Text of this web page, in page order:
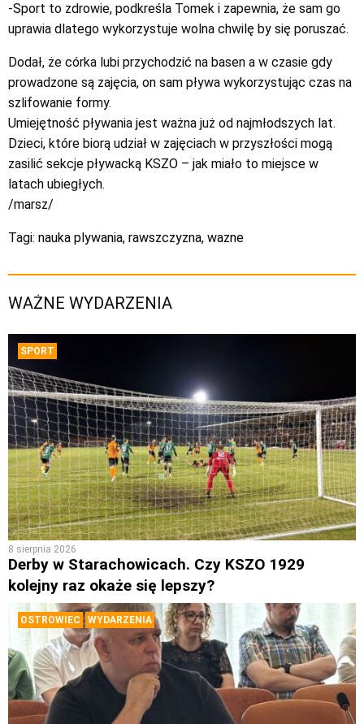
-Sport to zdrowie, podkreśla Tomek i zapewnia, że sam go
uprawia dlatego wykorzystuje wolna chwilę by się poruszać.
Dodał, że córka lubi przychodzić na basen a w czasie gdy
prowadzone są zajęcia, on sam pływa wykorzystując czas na
szlifowanie formy.
Umiejętność pływania jest ważna już od najmłodszych lat.
Dzieci, które biorą udział w zajęciach w przyszłości mogą
zasilić sekcje pływacką KSZO – jak miało to miejsce w
latach ubiegłych.
/marsz/
Tagi: nauka plywania, rawszczyzna, wazne
WAŻNE WYDARZENIA
SPORT
8 sierpnia 2026
Derby w Starachowicach. Czy KSZO 1929
kolejny raz okaże się lepszy?
OSTROWIEC WYDARZENIA